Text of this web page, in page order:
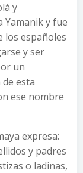
y
Yamanik y fue
los españoles
y ser
un
esta
ese nombre
expresa:
y padres
o ladinas,